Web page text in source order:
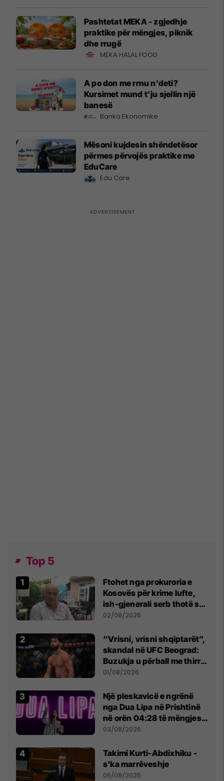
Pashtetat MEKA - zgjedhje
praktike për mëngjes, piknik
dhe rrugë
MEKA HALAL FOOD
A po don me rrnu n’deti?
Kursimet mund t’ju sjellin një
banesë
Banka Ekonomike
Mësoni kujdesin shëndetësor
përmes përvojës praktike me
EduCare
Edu Care
Top 5
Ftohet nga prokuroria e
Kosovës për krime lufte,
ish-gjenerali serb thotë se
dikush e tradhtoi në
02/08/2026
“Vrisni, vrisni shqiptarët”,
skandal në UFC Beograd:
Buzukja u përball me thirrje
anti-shqiptare nga
01/08/2026
Një pleskavicë e ngrënë
nga Dua Lipa në Prishtinë
në orën 04:28 të mëngjesit
- dhe bota digjitale serbe
03/08/2026
Takimi Kurti-Abdixhiku -
s'ka marrëveshje
06/08/2026